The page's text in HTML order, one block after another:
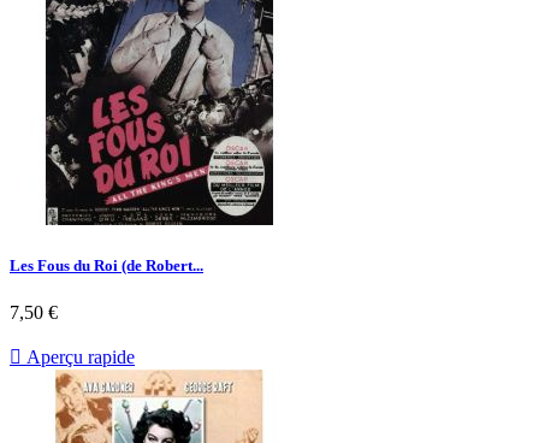
Les Fous du Roi (de Robert...
Prix
7,50 €
 Aperçu rapide